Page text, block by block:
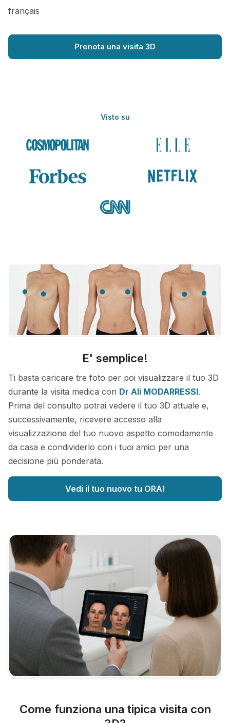
français
Prenota una visita 3D
Visto su
E' semplice!
Ti basta caricare tre foto per poi visualizzare il tuo 3D
durante la visita medica con Dr Ali MODARRESSI.
Prima del consulto potrai vedere il tuo 3D attuale e,
successivamente, ricevere accesso alla
visualizzazione del tuo nuovo aspetto comodamente
da casa e condividerlo con i tuoi amici per una
decisione più ponderata.
Vedi il tuo nuovo tu ORA!
Come funziona una tipica visita con